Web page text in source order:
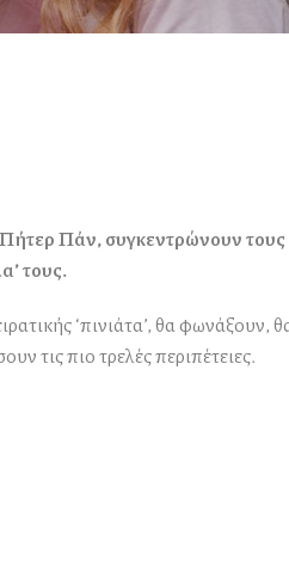
Πάν, συγκεντρώνουν τους
τους.
‘πινιάτα’, θα φωνάξουν,
τις πιο τρελές περιπέτειες.